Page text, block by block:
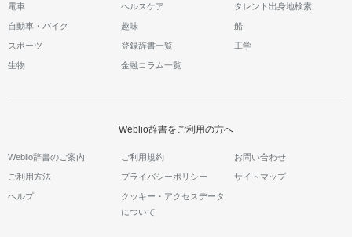
電車 ヘルスケア タレント出身地検索
自動車・バイク 趣味 船
スポーツ 登録辞書一覧 工学
生物 金融コラム一覧
Weblio辞書をご利用の方へ
Weblio辞書のご案内 ご利用規約 お問い合わせ
ご利用方法 プライバシーポリシー サイトマップ
ヘルプ
クッキー・アクセスデータ
について